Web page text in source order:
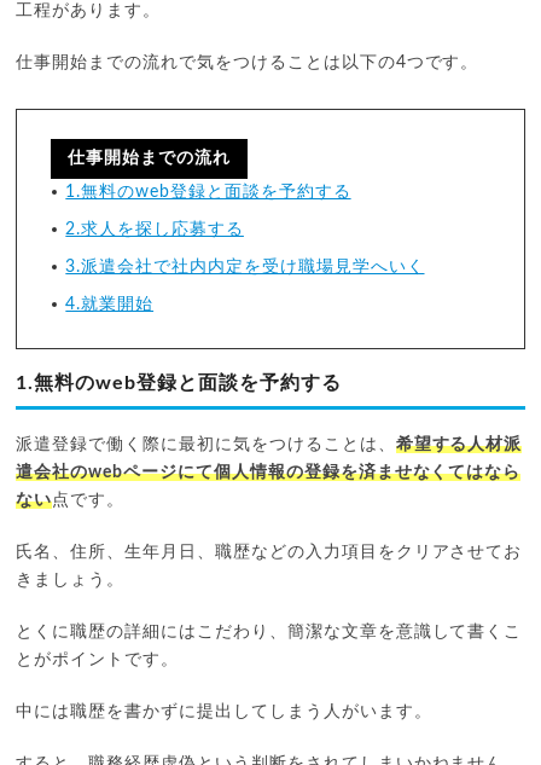
工程があります。
仕事開始までの流れで気をつけることは以下の4つです。
仕事開始までの流れ
1.無料のweb登録と面談を予約する
2.求人を探し応募する
3.派遣会社で社内内定を受け職場見学へいく
4.就業開始
1.無料のweb登録と面談を予約する
派遣登録で働く際に最初に気をつけることは、 希望する人材派
遣会社のwebページにて個人情報の登録を済ませなくてはなら
ない点です。
氏名、住所、生年月日、職歴などの入力項目をクリアさせてお
きましょう。
とくに職歴の詳細にはこだわり、簡潔な文章を意識して書くこ
とがポイントです。
中には職歴を書かずに提出してしまう人がいます。